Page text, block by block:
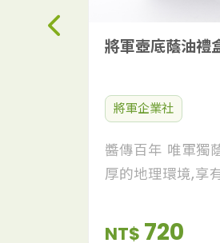
將軍壺底蔭油禮
將軍企業社
醬傳百年 唯軍獨
厚的地理環境,享
的氣候、優質的
育。堅持再堅持
NT$ 720